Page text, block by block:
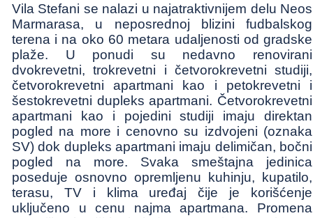
Vila Stefani se nalazi u najatraktivnijem delu Neos
Marmarasa, u neposrednoj blizini fudbalskog
terena i na oko 60 metara udaljenosti od gradske
plaže. U ponudi su nedavno renovirani
dvokrevetni, trokrevetni i četvorokrevetni studiji,
četvorokrevetni apartmani kao i petokrevetni i
šestokrevetni dupleks apartmani. Četvorokrevetni
apartmani kao i pojedini studiji imaju direktan
pogled na more i cenovno su izdvojeni (oznaka
SV) dok dupleks apartmani imaju delimičan, bočni
pogled na more. Svaka smeštajna jedinica
poseduje osnovno opremljenu kuhinju, kupatilo,
terasu, TV i klima uređaj čije je korišćenje
uključeno u cenu najma apartmana. Promena